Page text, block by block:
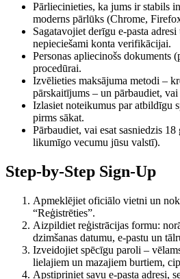
Pārliecinieties, ka jums ir stabils
moderns pārlūks (Chrome,
Sagatavojiet derīgu e-pasta
nepieciešami konta verifikācijai.
Personas apliecinošs dokuments
procedūrai.
Izvēlieties maksājuma metodi –
pārskaitījums – un pārbaudiet,
Izlasiet noteikumus par atbildīgu
pirms sākat.
Pārbaudiet, vai esat sasniedzis
likumīgo vecumu jūsu valstī).
Step-by-Step Sign-Up
Apmeklējiet oficiālo vietni un
“Reģistrēties”.
Aizpildiet reģistrācijas formu:
dzimšanas datumu, e-pastu un
Izveidojiet spēcīgu paroli –
lielajiem un mazajiem burtiem,
Apstipriniet savu e-pasta adresi,